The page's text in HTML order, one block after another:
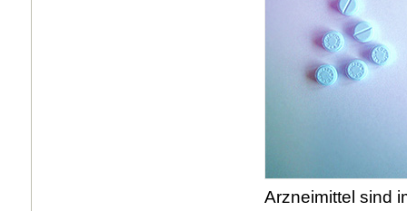
Arzneimittel sind